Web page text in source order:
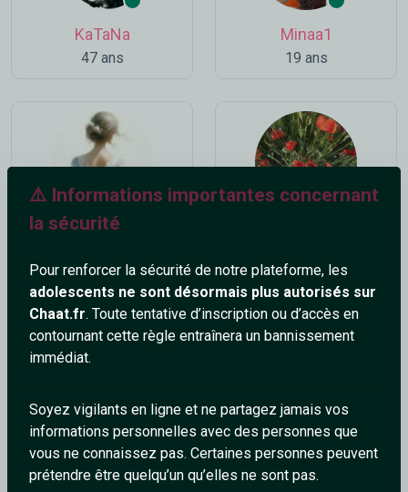
⚠️ Informations importantes concernant
la sécurité
Pour renforcer la sécurité de notre plateforme, les
adolescents ne sont désormais plus autorisés sur
Chaat.fr. Toute tentative d’inscription ou d’accès en
contournant cette règle entraînera un bannissement
immédiat.
Soyez vigilants en ligne et ne partagez jamais vos
informations personnelles avec des personnes que
vous ne connaissez pas. Certaines personnes peuvent
prétendre être quelqu’un qu’elles ne sont pas.
KaTaNa
47 ans
Minaa1
19 ans
44 ans 57 ans
BulleDeVanille Love
56 ans